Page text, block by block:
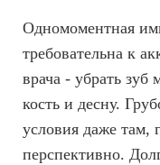
Одномоментная
требовательна к
врача - убрать зуб
кость и десну.
условия даже там,
перспективно.